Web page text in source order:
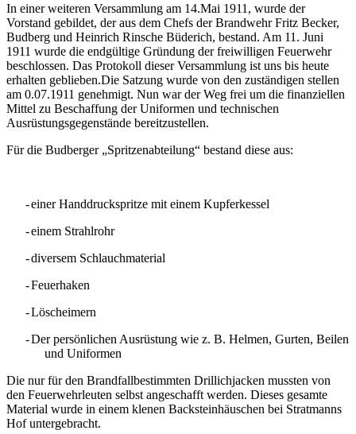
In einer weiteren Versammlung am 14.Mai 1911, wurde der
Vorstand gebildet, der aus dem Chefs der Brandwehr Fritz Becker,
Budberg und Heinrich Rinsche Büderich, bestand. Am 11. Juni
1911 wurde die endgültige Gründung der freiwilligen Feuerwehr
beschlossen. Das Protokoll dieser Versammlung ist uns bis heute
erhalten geblieben.Die Satzung wurde von den zuständigen stellen
am 0.07.1911 genehmigt. Nun war der Weg frei um die finanziellen
Mittel zu Beschaffung der Uniformen und technischen
Ausrüstungsgegenstände bereitzustellen.
Für die Budberger „Spritzenabteilung“ bestand diese aus:
-einer Handdruckspritze mit einem Kupferkessel
-einem Strahlrohr
-diversem Schlauchmaterial
-Feuerhaken
-Löscheimern
-Der persönlichen Ausrüstung wie z. B. Helmen, Gurten, Beilen
und Uniformen
Die nur für den Brandfallbestimmten Drillichjacken mussten von
den Feuerwehrleuten selbst angeschafft werden. Dieses gesamte
Material wurde in einem klenen Backsteinhäuschen bei Stratmanns
Hof untergebracht.